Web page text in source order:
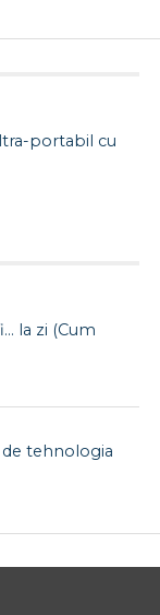
portabil cu
la zi (Cum
tehnologia